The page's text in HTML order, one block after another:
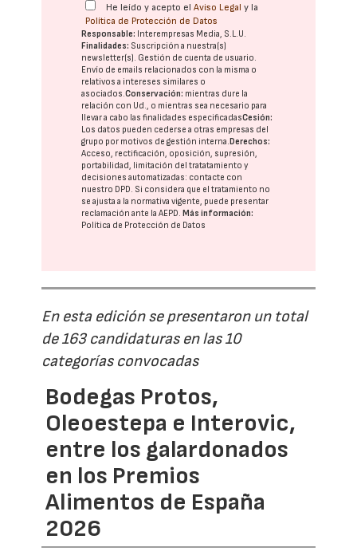
He leído y acepto elAviso Legal y la
Política de Protección de Datos
Responsable: Interempresas Media, S.L.U.
Finalidades: Suscripción a nuestra(s)
newsletter(s). Gestión de cuenta de usuario.
Envío de emails relacionados con la misma o
relativos a intereses similares o
asociados.Conservación: mientras dure la
relación con Ud., o mientras sea necesario para
llevar a cabo las finalidades especificadasCesión:
Los datos pueden cederse a otras empresas del
grupo por motivos de gestión interna.Derechos:
Acceso, rectificación, oposición, supresión,
portabilidad, limitación del tratatamiento y
decisiones automatizadas: contacte con
nuestro DPD. Si considera que el tratamiento no
se ajusta a la normativa vigente, puede presentar
reclamación ante laAEPD.Más información:
Política de Protección de Datos
En esta edición se presentaron un total
de 163 candidaturas en las 10
categorías convocadas
Bodegas Protos,
Oleoestepa e Interovic,
entre los galardonados
en los Premios
Alimentos de España
2026